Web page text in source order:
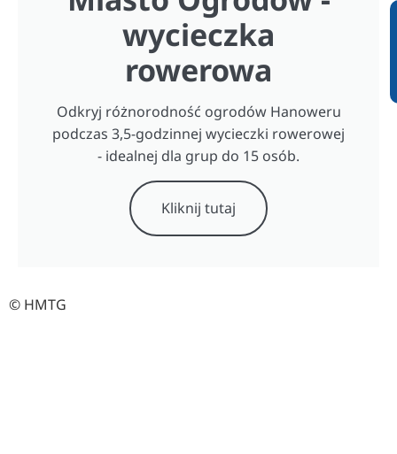
wycieczka
rowerowa
Odkryj różnorodność ogrodów Hanoweru
podczas 3,5-godzinnej wycieczki rowerowej
- idealnej dla grup do 15 osób.
Kliknij tutaj
© HMTG